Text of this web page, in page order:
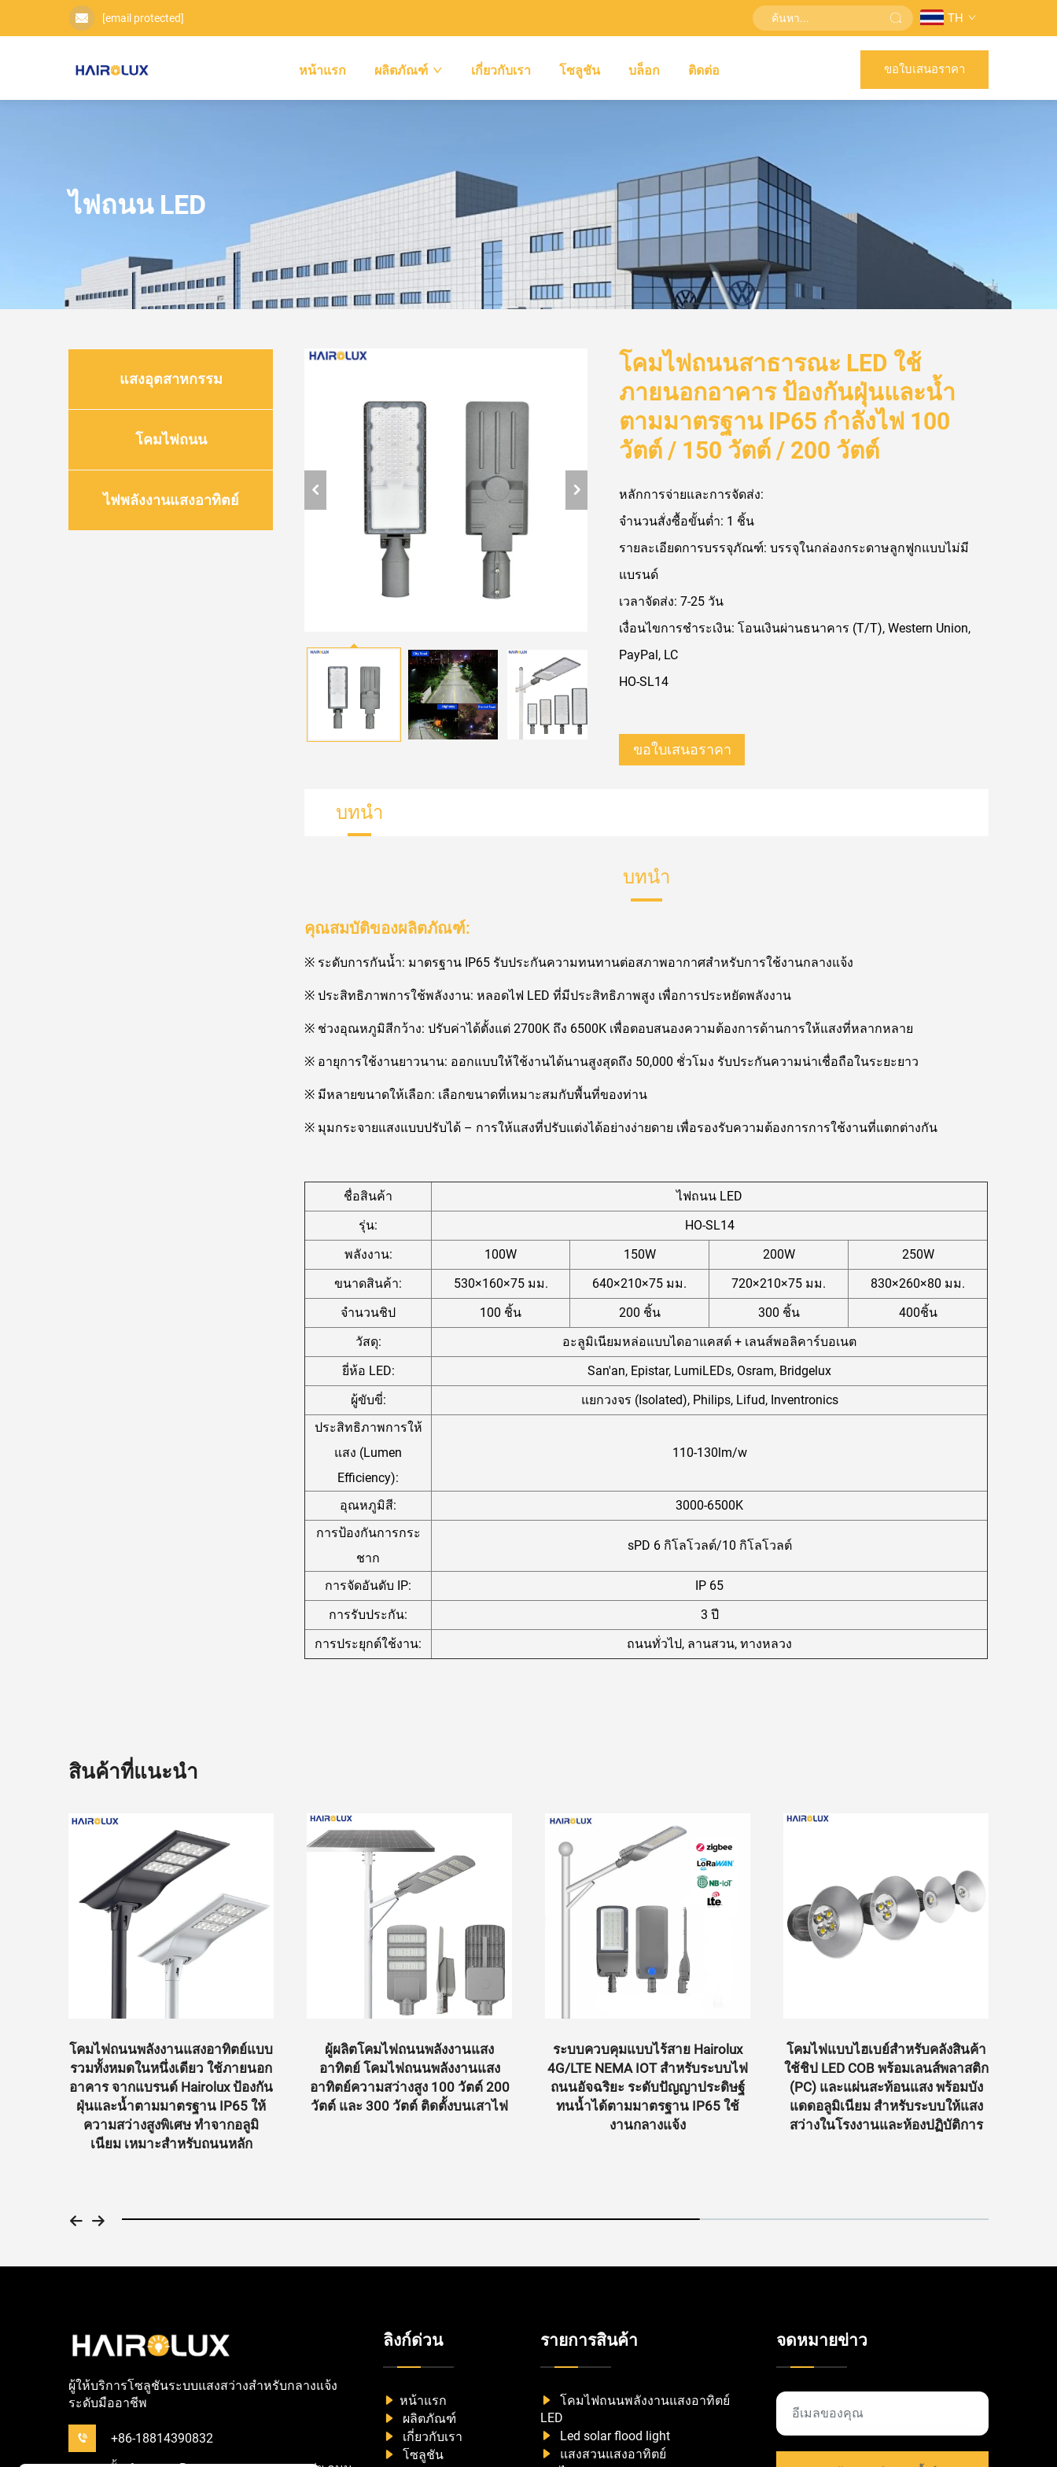
[email protected] TH
หน้าแรก ผลิตภัณฑ์ เกี่ยวกับเรา โซลูชัน บล็อก ติดต่อ ขอใบเสนอราคา
ไฟถนน LED
แสงอุตสาหกรรม
โคมไฟถนน
ไฟพลังงานแสงอาทิตย์
โคมไฟถนนสาธารณะ LED ใช้
ภายนอกอาคาร ป้องกันฝุ่นและน้ำ
ตามมาตรฐาน IP65 กำลังไฟ 100
วัตต์ / 150 วัตต์ / 200 วัตต์
หลักการจ่ายและการจัดส่ง:
จำนวนสั่งซื้อขั้นต่ำ: 1 ชิ้น
รายละเอียดการบรรจุภัณฑ์: บรรจุในกล่องกระดาษลูกฟูกแบบไม่มี
แบรนด์
เวลาจัดส่ง: 7-25 วัน
เงื่อนไขการชำระเงิน: โอนเงินผ่านธนาคาร (T/T), Western Union,
PayPal, LC
HO-SL14
ขอใบเสนอราคา
บทนำ
บทนำ
คุณสมบัติของผลิตภัณฑ์:
※ ระดับการกันน้ำ: มาตรฐาน IP65 รับประกันความทนทานต่อสภาพอากาศสำหรับการใช้งานกลางแจ้ง
※ ประสิทธิภาพการใช้พลังงาน: หลอดไฟ LED ที่มีประสิทธิภาพสูง เพื่อการประหยัดพลังงาน
※ ช่วงอุณหภูมิสีกว้าง: ปรับค่าได้ตั้งแต่ 2700K ถึง 6500K เพื่อตอบสนองความต้องการด้านการให้แสงที่หลากหลาย
※ อายุการใช้งานยาวนาน: ออกแบบให้ใช้งานได้นานสูงสุดถึง 50,000 ชั่วโมง รับประกันความน่าเชื่อถือในระยะยาว
※ มีหลายขนาดให้เลือก: เลือกขนาดที่เหมาะสมกับพื้นที่ของท่าน
※ มุมกระจายแสงแบบปรับได้ – การให้แสงที่ปรับแต่งได้อย่างง่ายดาย เพื่อรองรับความต้องการการใช้งานที่แตกต่างกัน
ชื่อสินค้า
ไฟถนน LED
รุ่น:
HO-SL14
พลังงาน:
100W 150W 200W
250W
ขนาดสินค้า:
530×160×75 มม. 640×210×75 มม. 720×210×75 มม.
830×260×80 มม.
จำนวนชิป
100 ชิ้น 200 ชิ้น 300 ชิ้น
400ชิ้น
วัสดุ:
อะลูมิเนียมหล่อแบบไดอาแคสต์ + เลนส์พอลิคาร์บอเนต
ยี่ห้อ LED:
San'an, Epistar, LumiLEDs, Osram, Bridgelux
ผู้ขับขี่:
แยกวงจร (Isolated), Philips, Lifud, Inventronics
ประสิทธิภาพการให้
แสง (Lumen
Efficiency):
110-130lm/w
อุณหภูมิสี:
3000-6500K
การป้องกันการกระ
ชาก
sPD 6 กิโลโวลต์/10 กิโลโวลต์
การจัดอันดับ IP:
IP 65
การรับประกัน:
3 ปี
การประยุกต์ใช้งาน:
ถนนทั่วไป, ลานสวน, ทางหลวง
สินค้าที่แนะนำ
โคมไฟถนนพลังงานแสงอาทิตย์แบบ
รวมทั้งหมดในหนึ่งเดียว ใช้ภายนอก
อาคาร จากแบรนด์ Hairolux ป้องกัน
ฝุ่นและน้ำตามมาตรฐาน IP65 ให้
ความสว่างสูงพิเศษ ทำจากอลูมิ
เนียม เหมาะสำหรับถนนหลัก
ผู้ผลิตโคมไฟถนนพลังงานแสง
อาทิตย์ โคมไฟถนนพลังงานแสง
อาทิตย์ความสว่างสูง 100 วัตต์ 200
วัตต์ และ 300 วัตต์ ติดตั้งบนเสาไฟ
ระบบควบคุมแบบไร้สาย Hairolux
4G/LTE NEMA IOT สำหรับระบบไฟ
ถนนอัจฉริยะ ระดับปัญญาประดิษฐ์
ทนน้ำได้ตามมาตรฐาน IP65 ใช้
งานกลางแจ้ง
โคมไฟแบบไฮเบย์สำหรับคลังสินค้า
ใช้ชิป LED COB พร้อมเลนส์พลาสติก
(PC) และแผ่นสะท้อนแสง พร้อมบัง
แดดอลูมิเนียม สำหรับระบบให้แสง
สว่างในโรงงานและห้องปฏิบัติการ
ผู้ให้บริการโซลูชันระบบแสงสว่างสำหรับกลางแจ้ง
ระดับมืออาชีพ
+86-18814390832
ลิงก์ด่วน
หน้าแรก
ผลิตภัณฑ์
เกี่ยวกับเรา
โซลูชัน
รายการสินค้า
โคมไฟถนนพลังงานแสงอาทิตย์
LED
Led solar flood light
แสงสวนแสงอาทิตย์
จดหมายข่าว